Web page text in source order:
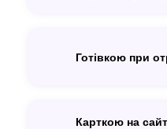
Готівкою при
Карткою на